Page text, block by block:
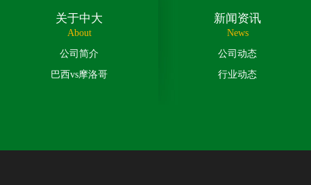
关于中大
About
公司简介
巴西vs摩洛哥
新闻资讯
News
公司动态
行业动态